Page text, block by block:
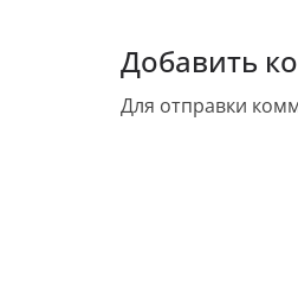
Добавить
Для отправки